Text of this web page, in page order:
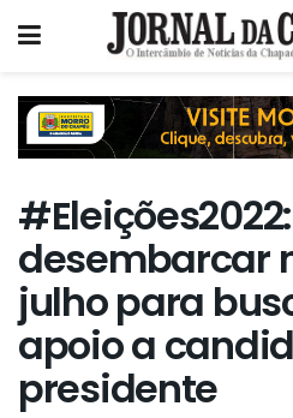
desembarcar
julho para
apoio a
presidente